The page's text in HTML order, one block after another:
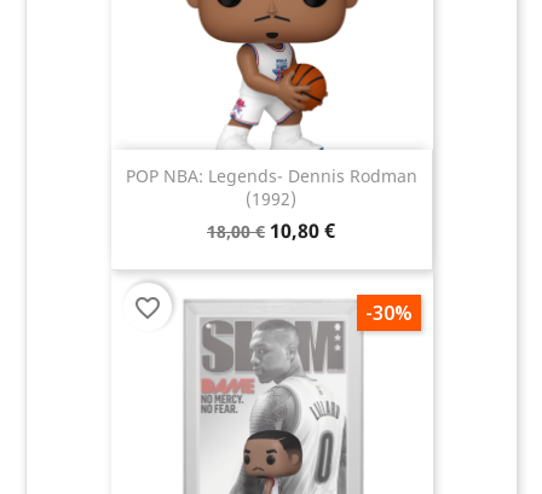
POP NBA: Legends- Dennis Rodman
(1992)
18,00 € 10,80 €
-30%
favorite_border